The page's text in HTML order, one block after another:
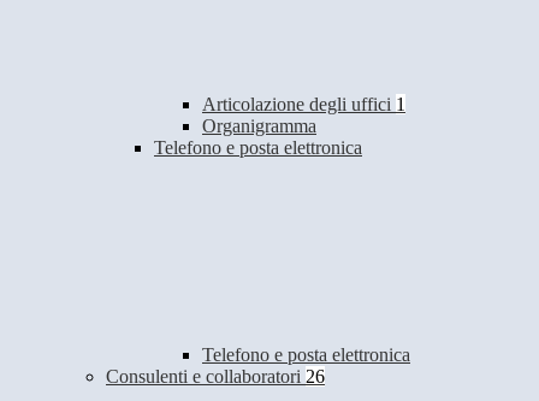
Articolazione degli uffici 1
Organigramma
Telefono e posta elettronica
Telefono e posta elettronica
Consulenti e collaboratori 26